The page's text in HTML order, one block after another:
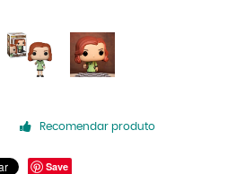
Recomendar produto
Save